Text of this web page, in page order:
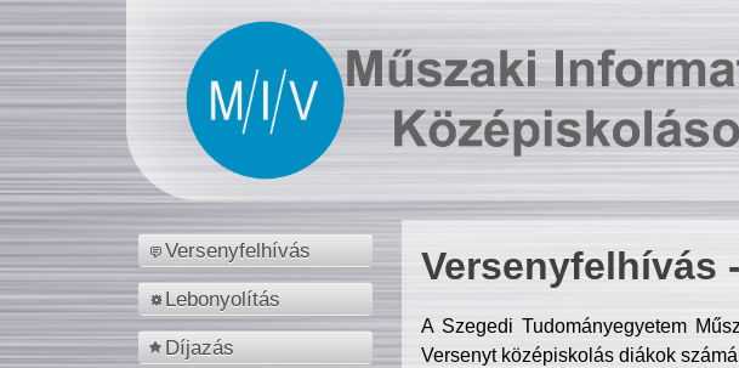
Versenyfelhívás
Lebonyolítás
Díjazás
Versenyfelhívás
A Szegedi Tudományegyetem
Versenyt középiskolás diákok